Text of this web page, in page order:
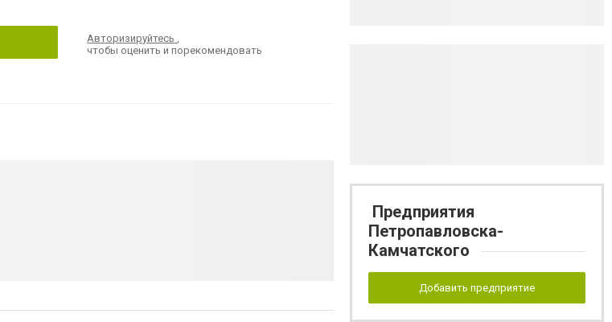
Авторизируйтесь,
чтобы оценить и порекомендовать
Предприятия
Петропавловска-
Камчатского
Добавить предприятие